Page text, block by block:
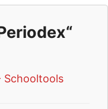
Schooltools